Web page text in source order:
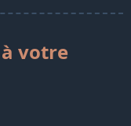
votre